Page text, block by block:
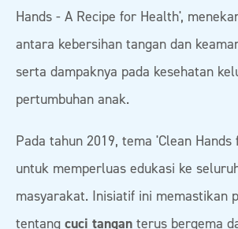
Hands - A Recipe for Health',
antara kebersihan tangan dan
serta dampaknya pada kesehatan
pertumbuhan anak.
Pada tahun 2019, tema 'Clean
untuk memperluas edukasi ke
masyarakat. Inisiatif ini memastikan
tentang cuci tangan terus bergema